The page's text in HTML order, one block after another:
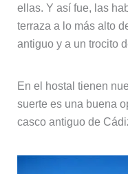
ellas. Y así fue, las
terraza a lo más alto
antiguo y a un trocito
En el hostal tienen
suerte es una buena
casco antiguo de